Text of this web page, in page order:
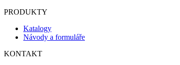
PRODUKTY
Katalogy
Návody a formuláře
KONTAKT